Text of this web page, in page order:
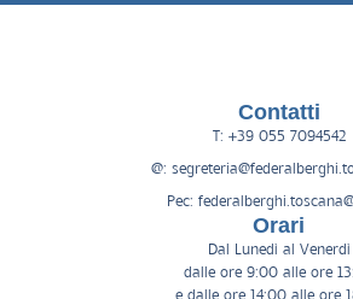
Contatti
T: +39 055 7094542
@:
Pec:
Orari
Dal Lunedì al Venerdì
dalle ore 9:00 alle ore
e dalle ore 14:00 alle ore